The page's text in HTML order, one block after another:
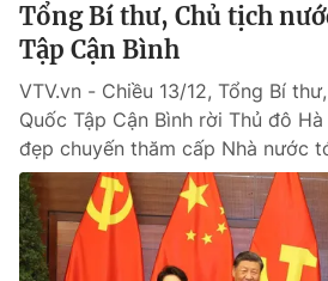
Tổng Bí thư, Chủ tịch
Tập Cận Bình
VTV.vn - Chiều 13/12, Tổng Bí
Quốc Tập Cận Bình rời Thủ đô
đẹp chuyến thăm cấp Nhà nước